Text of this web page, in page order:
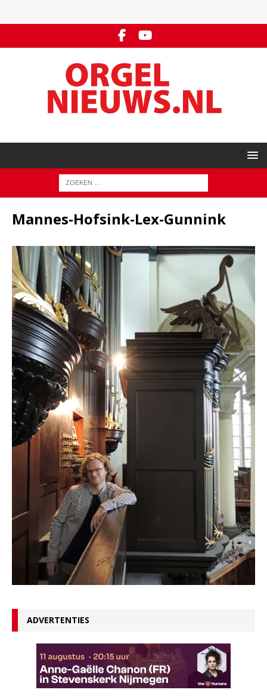
Mannes-Hofsink-Lex-Gunnink
ADVERTENTIES